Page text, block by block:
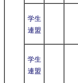
学生
連盟
学生
連盟